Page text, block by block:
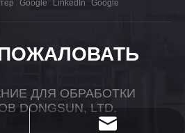
Google LinkedIn Google
ДЛЯ ОБРАБОТКИ
DONGSUN, LTD.